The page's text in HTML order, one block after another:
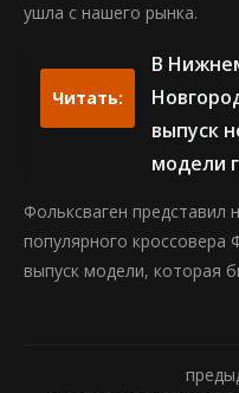
ушла с нашего рынка.
Читать:
В
выпуск
модели
Фольксваген представил
популярного кроссовера
выпуск модели, которая